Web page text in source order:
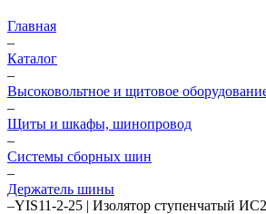
Главная
–
Каталог
–
Высоковольтное и щитовое
–
Щиты и шкафы, шинопровод
–
Системы сборных шин
–
Держатель шины
–YIS11-2-25 | Изолятор ступенчатый